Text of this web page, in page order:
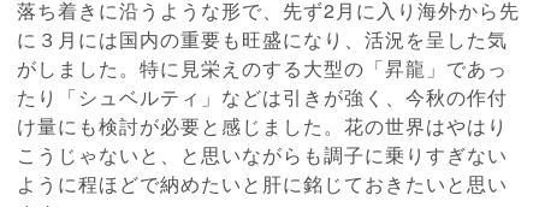
落ち着きに沿うような形で、先ず2月に入り海外から先
に３月には国内の重要も旺盛になり、活況を呈した気
がしました。特に見栄えのする大型の「昇龍」であっ
たり「シュベルティ」などは引きが強く、今秋の作付
け量にも検討が必要と感じました。花の世界はやはり
こうじゃないと、と思いながらも調子に乗りすぎない
ように程ほどで納めたいと肝に銘じておきたいと思い